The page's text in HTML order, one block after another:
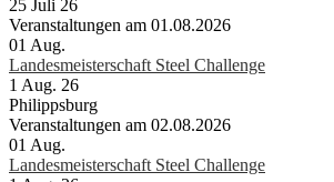
25 Juli 26
Veranstaltungen am 01.08.2026
01 Aug.
Landesmeisterschaft Steel Challenge
1 Aug. 26
Philippsburg
Veranstaltungen am 02.08.2026
01 Aug.
Landesmeisterschaft Steel Challenge